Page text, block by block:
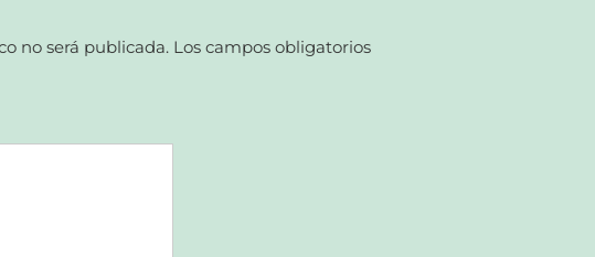
no será publicada. Los campos obligatorios